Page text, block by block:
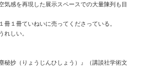
気感を再現した展示スペースでの大量陳列も目
冊１冊ていねいに売ってくださっている。
れしい。
秘抄（りょうじんひしょう）』（講談社学術文